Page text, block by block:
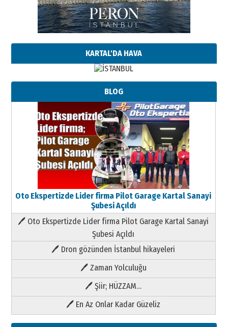
KARTAL'DA HAVA
BLOG
Oto Ekspertizde Lider firma Pilot Garage Kartal Sanayi
Şubesi Açıldı
🖊 Oto Ekspertizde Lider firma Pilot Garage Kartal Sanayi
Şubesi Açıldı
🖊 Dron gözünden İstanbul hikayeleri
🖊 Zaman Yolculuğu
🖊 Şiir; HÜZZAM…
🖊 En Az Onlar Kadar Güzeliz